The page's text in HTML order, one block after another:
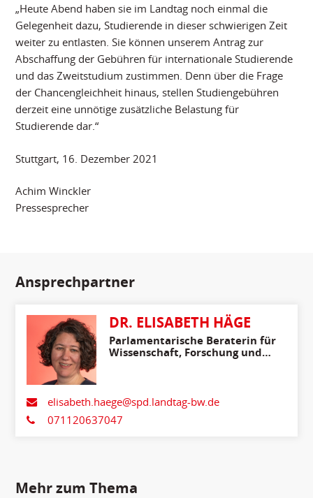
„Heute Abend haben sie im Landtag noch einmal die
Gelegenheit dazu, Studierende in dieser schwierigen Zeit
weiter zu entlasten. Sie können unserem Antrag zur
Abschaffung der Gebühren für internationale Studierende
und das Zweitstudium zustimmen. Denn über die Frage
der Chancengleichheit hinaus, stellen Studiengebühren
derzeit eine unnötige zusätzliche Belastung für
Studierende dar.“
Stuttgart, 16. Dezember 2021
Achim Winckler
Pressesprecher
Ansprechpartner
DR. ELISABETH HÄGE
Parlamentarische Beraterin für
Wissenschaft, Forschung und
elisabeth.haege@spd.landtag-bw.de
071120637047
Mehr zum Thema